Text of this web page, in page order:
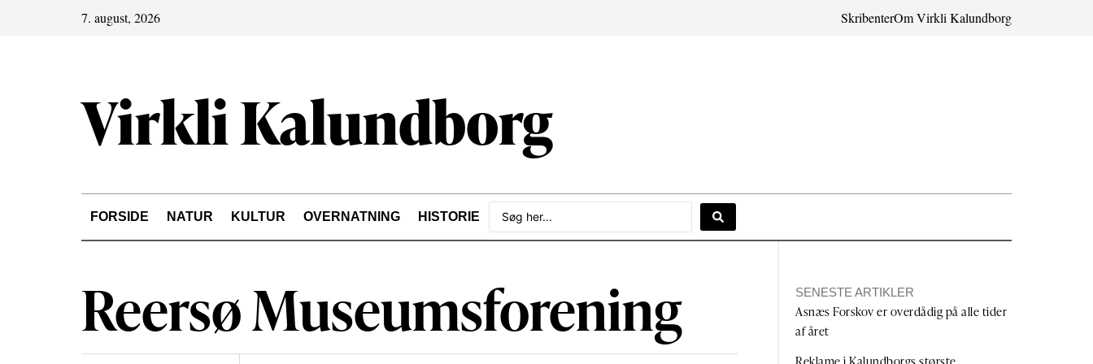
7. august, 2026 SkribenterOm Virkli Kalundborg
Virkli Kalundborg
FORSIDE NATUR KULTUR OVERNATNING HISTORIE
Reersø Museumsforening SENESTE ARTIKLER
Asnæs Forskov er overdådig på alle tider
af året